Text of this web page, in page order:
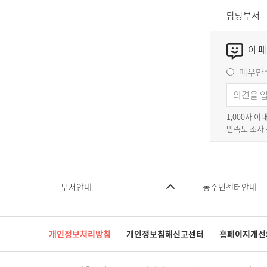
담당부서
이
매우만
1,000자 이
만족도 조
부서안내 동주민센터안내
개인정보처리방침 개인정보침해신고센터 홈페이지개